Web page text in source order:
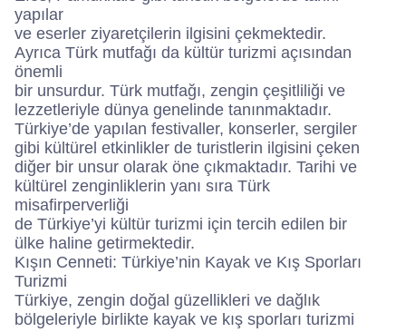
yapılar
ve eserler ziyaretçilerin ilgisini çekmektedir.
Ayrıca Türk mutfağı da kültür turizmi açısından
önemli
bir unsurdur. Türk mutfağı, zengin çeşitliliği ve
lezzetleriyle dünya genelinde tanınmaktadır.
Türkiye’de yapılan festivaller, konserler, sergiler
gibi kültürel etkinlikler de turistlerin ilgisini çeken
diğer bir unsur olarak öne çıkmaktadır. Tarihi ve
kültürel zenginliklerin yanı sıra Türk
misafirperverliği
de Türkiye’yi kültür turizmi için tercih edilen bir
ülke haline getirmektedir.
Kışın Cenneti: Türkiye’nin Kayak ve Kış Sporları
Turizmi
Türkiye, zengin doğal güzellikleri ve dağlık
bölgeleriyle birlikte kayak ve kış sporları turizmi